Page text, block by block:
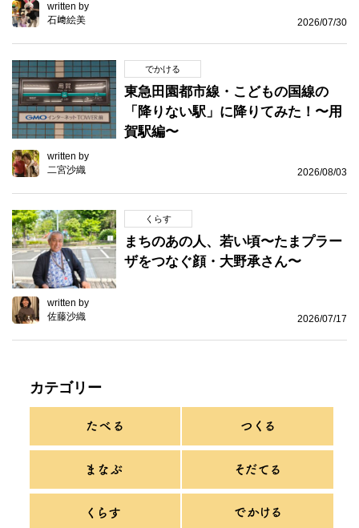
written by
石﨑絵美
2026/07/30
でかける
東急田園都市線・こどもの国線の
「降りない駅」に降りてみた！〜用
賀駅編〜
written by
二宮沙織
2026/08/03
くらす
まちのあの人、若い頃〜たまプラー
ザをつなぐ顔・大野承さん〜
written by
佐藤沙織
2026/07/17
カテゴリー